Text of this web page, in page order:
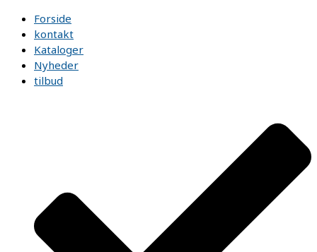
Forside
kontakt
Kataloger
Nyheder
tilbud